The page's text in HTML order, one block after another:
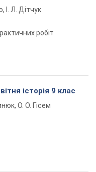
І. Л. Дітчук
робіт
історія 9 клас
О. О. Гісем